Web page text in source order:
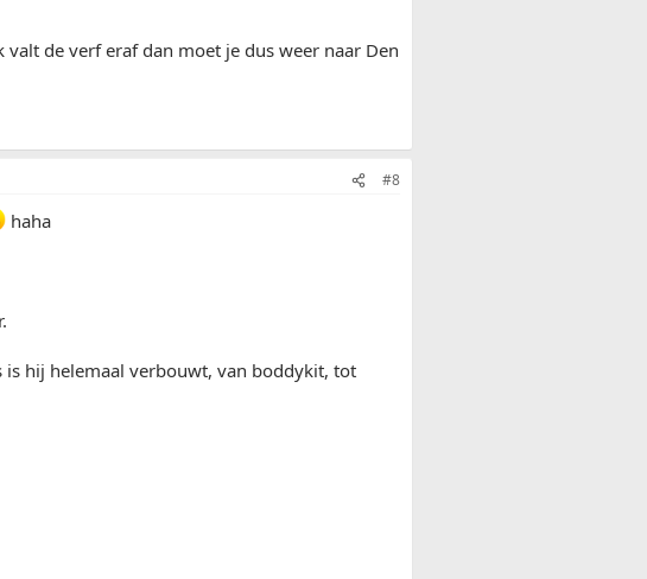
de verf eraf dan moet je dus weer naar Den
#8
haha
is hij helemaal verbouwt, van boddykit, tot